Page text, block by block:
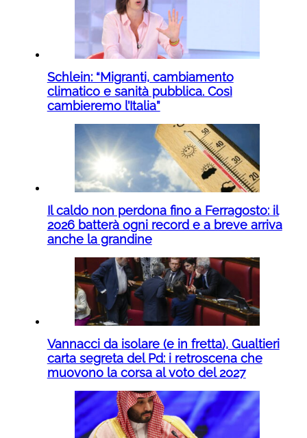
Schlein: “Migranti, cambiamento
climatico e sanità pubblica. Così
cambieremo l’Italia”
Il caldo non perdona fino a Ferragosto: il
2026 batterà ogni record e a breve arriva
anche la grandine
Vannacci da isolare (e in fretta), Gualtieri
carta segreta del Pd: i retroscena che
muovono la corsa al voto del 2027